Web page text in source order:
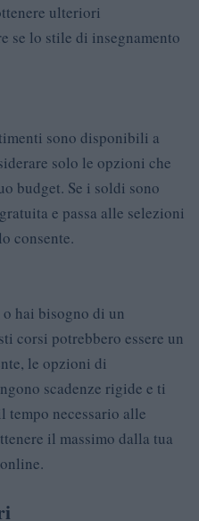
ulteriori
se lo stile di insegnamento
sono disponibili a
solo le opzioni che
budget. Se i soldi sono
e passa alle selezioni
consente.
hai bisogno di un
corsi potrebbero essere un
le opzioni di
scadenze rigide e ti
tempo necessario alle
il massimo dalla tua